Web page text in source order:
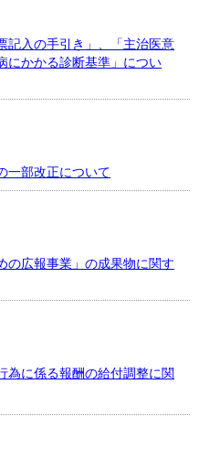
記入の手引き」、「主治医意
にかかる診断基準」につい
一部改正について
の広報事業」の成果物に関す
為に係る報酬の給付調整に関